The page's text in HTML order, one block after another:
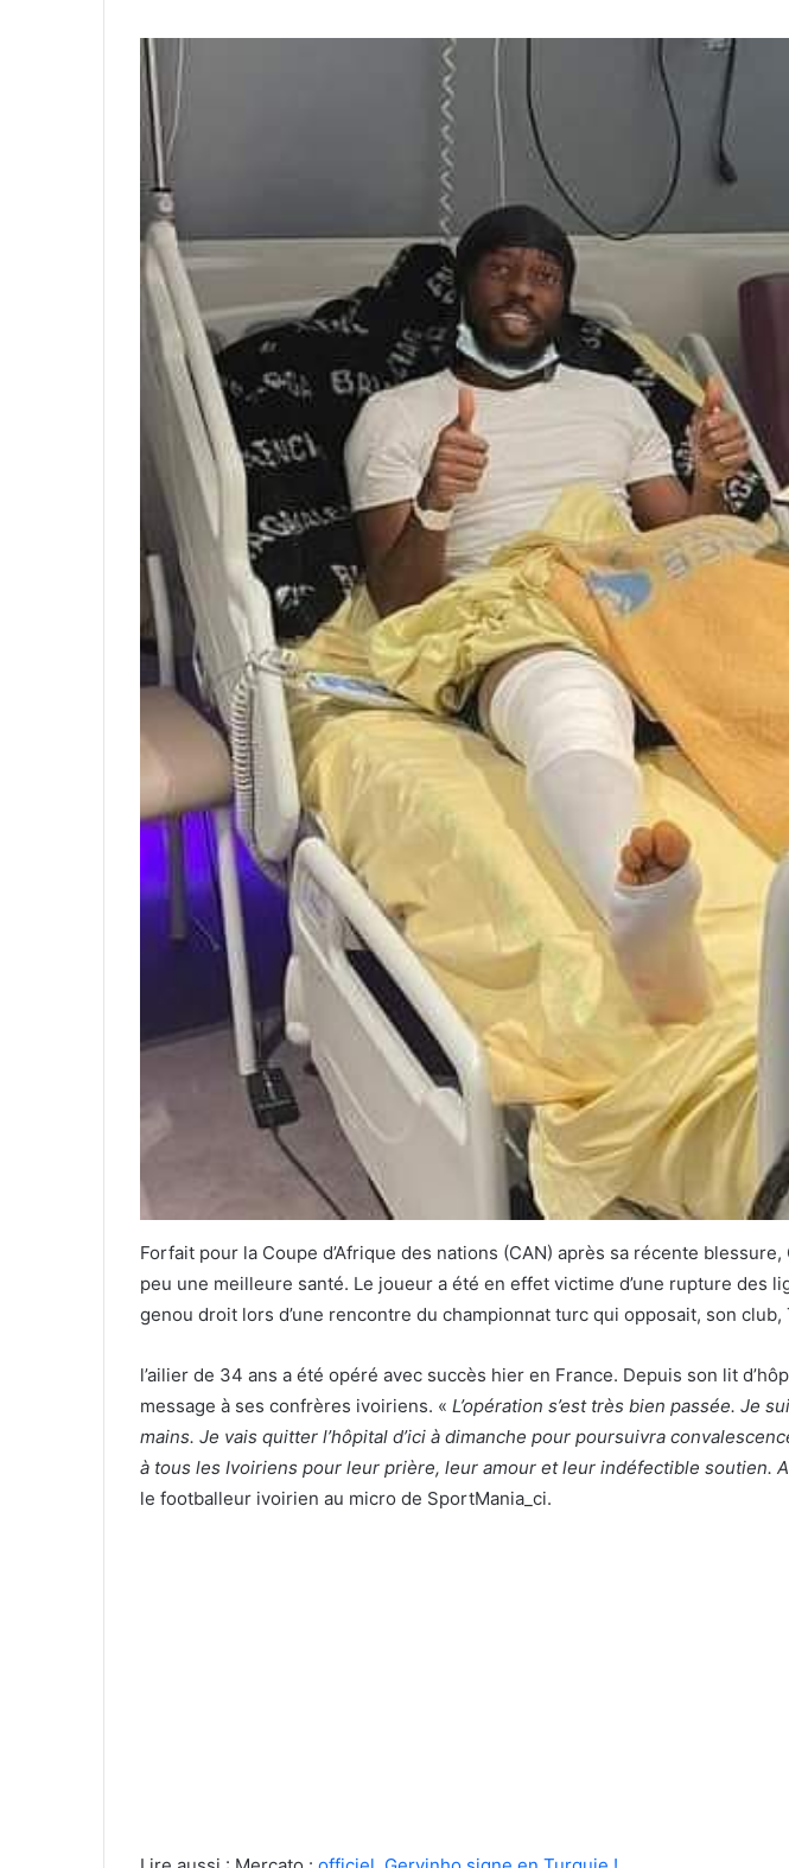
Forfait pour la Coupe d’Afrique des nations (CAN) après sa récente
peu une meilleure santé. Le joueur a été en effet victime d’une rupture des
genou droit lors d’une rencontre du championnat turc qui opposait, son club,
l’ailier de 34 ans a été opéré avec succès hier en France. Depuis son lit
message à ses confrères ivoiriens. « L’opération s’est très bien passée. Je
mains. Je vais quitter l’hôpital d’ici à dimanche pour poursuivra
à tous les Ivoiriens pour leur prière, leur amour et leur indéfectible soutien.
le footballeur ivoirien au micro de SportMania_ci.